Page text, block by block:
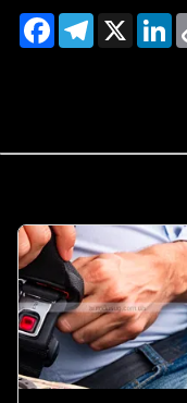
FacebookTelegram
X